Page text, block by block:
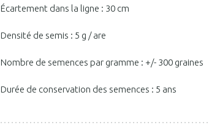
Écartement dans la ligne : 30 cm
Densité de semis : 5 g / are
Nombre de semences par gramme : +/- 300 graines
Durée de conservation des semences : 5 ans